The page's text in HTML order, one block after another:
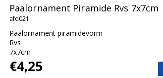
Paalornament Piramide Rvs 7x7cm
afd021
Paalornament piramidevorm
Rvs
7x7cm
€4,25